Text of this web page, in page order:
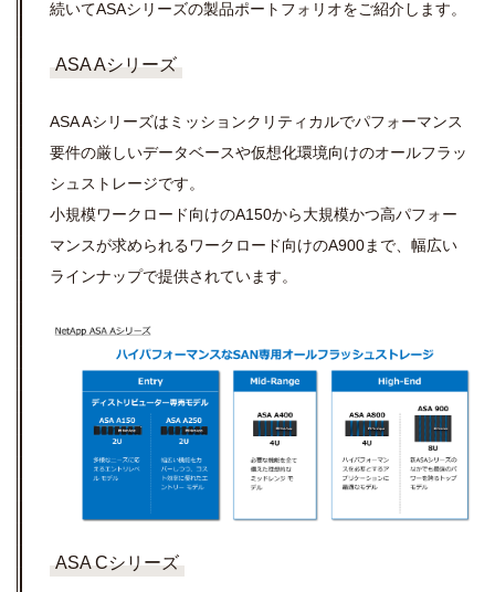
続いてASAシリーズの製品ポートフォリオをご紹介します。
ASA Aシリーズ
ASA Aシリーズはミッションクリティカルでパフォーマンス
要件の厳しいデータベースや仮想化環境向けのオールフラッ
シュストレージです。
小規模ワークロード向けのA150から大規模かつ高パフォー
マンスが求められるワークロード向けのA900まで、幅広い
ラインナップで提供されています。
ASA Cシリーズ